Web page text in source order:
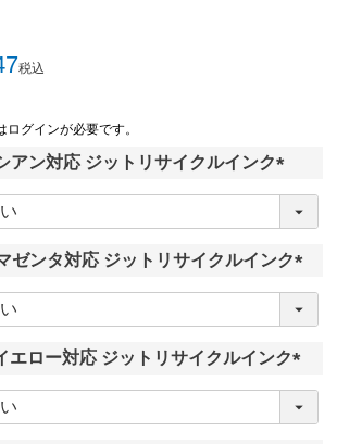
税込
グインが必要です。
アン対応 ジットリサイクルインク
(
)
ゼンタ対応 ジットリサイクルインク
(
必
)
エロー対応 ジットリサイクルインク
(
必